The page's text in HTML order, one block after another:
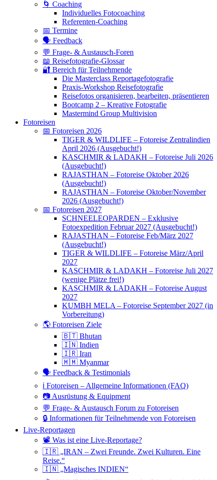
🌀 Coaching
Individuelles Fotocoaching
Referenten-Coaching
📅 Termine
🗣 Feedback
💬 Frage- & Austausch-Foren
📖 Reisefotografie-Glossar
🔐 Bereich für Teilnehmende
Die Masterclass Reportagefotografie
Praxis-Workshop Reisefotografie
Reisefotos organisieren, bearbeiten, präsentieren
Bootcamp 2 – Kreative Fotografie
Mastermind Group Multivision
Fotoreisen
📅 Fotoreisen 2026
TIGER & WILDLIFE – Fotoreise Zentralindien
April 2026 (Ausgebucht!)
KASCHMIR & LADAKH – Fotoreise Juli 2026
(Ausgebucht!)
RAJASTHAN – Fotoreise Oktober 2026
(Ausgebucht!)
RAJASTHAN – Fotoreise Oktober/November
2026 (Ausgebucht!)
📅 Fotoreisen 2027
SCHNEELEOPARDEN – Exklusive
Fotoexpedition Februar 2027 (Ausgebucht!)
RAJASTHAN – Fotoreise Feb/März 2027
(Ausgebucht!)
TIGER & WILDLIFE – Fotoreise März/April
2027
KASCHMIR & LADAKH – Fotoreise Juli 2027
(wenige Plätze frei!)
KASCHMIR & LADAKH – Fotoreise August
2027
KUMBH MELA – Fotoreise September 2027 (in
Vorbereitung)
🌎 Fotoreisen Ziele
🇧🇹 Bhutan
🇮🇳 Indien
🇮🇷 Iran
🇲🇲 Myanmar
🗣 Feedback & Testimonials
ℹ️ Fotoreisen – Allgemeine Informationen (FAQ)
📷 Ausrüstung & Equipment
💬 Frage- & Austausch Forum zu Fotoreisen
🔒 Informationen für Teilnehmende von Fotoreisen
Live-Reportagen
📽 Was ist eine Live-Reportage?
🇮🇷 „IRAN – Zwei Freunde. Zwei Kulturen. Eine
Reise.“
🇮🇳 „Magisches INDIEN“